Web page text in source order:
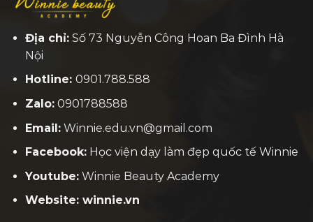
Địa chỉ:Số 73 Nguyễn Công Hoan Ba Đình Hà
Nội
Hotline: 0901.788.588
Zalo:0901788588
Email:Winnie.edu.vn@gmail.com
Facebook:Học viện dạy làm đẹp quốc tế Winnie
Youtube:Winnie Beauty Academy
Website: winnie.vn